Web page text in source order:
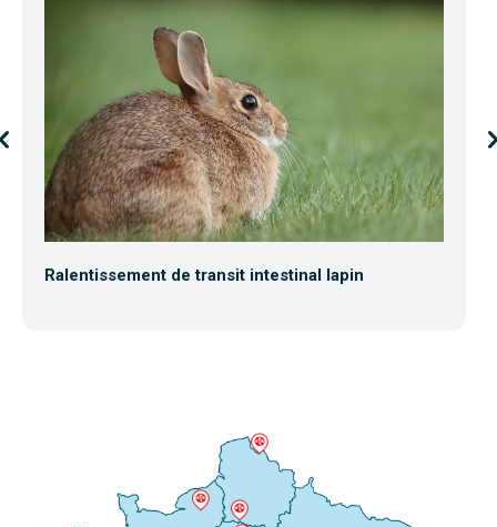
Ralentissement de transit intestinal lapin